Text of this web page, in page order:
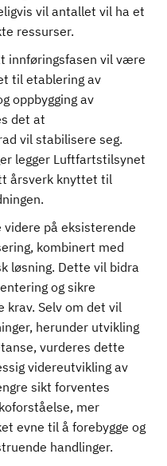
vil antallet vil ha et
ressurser.
innføringsfasen vil være
til etablering av
oppbygging av
det at
vil stabilisere seg.
legger Luftfartstilsynet
årsverk knyttet til
videre på eksisterende
kombinert med
løsning. Dette vil bidra
og sikre
krav. Selv om det vil
herunder utvikling
vurderes dette
videreutvikling av
sikt forventes
mer
evne til å forebygge og
handlinger.